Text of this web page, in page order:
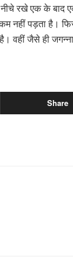
रखे एक के बाद
नहीं पड़ता है।
वहीं जैसे ही
Share